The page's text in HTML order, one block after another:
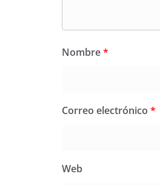
Nombre*
Correo electrónico *
Web